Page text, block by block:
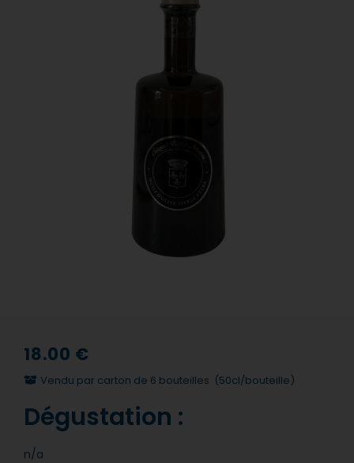
18.00 €
Vendu par carton de 6 bouteilles (50cl/bouteille)
Dégustation :
n/a